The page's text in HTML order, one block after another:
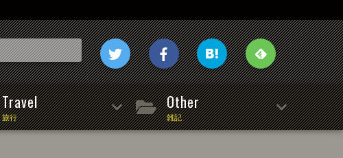
Travel
旅行
Other
雑記